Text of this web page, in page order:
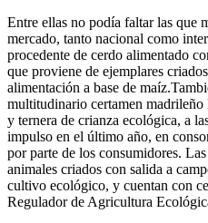
Entre ellas no podía faltar las que
mercado, tanto nacional como
procedente de cerdo alimentado
que proviene de ejemplares
alimentación a base de
multitudinario certamen
y ternera de crianza ecológica, a
impulso en el último año, en
por parte de los consumidores.
animales criados con salida a
cultivo ecológico, y cuentan con
Regulador de Agricultura